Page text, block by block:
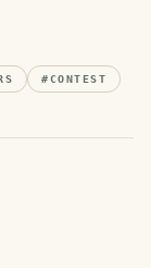
#CONTEST